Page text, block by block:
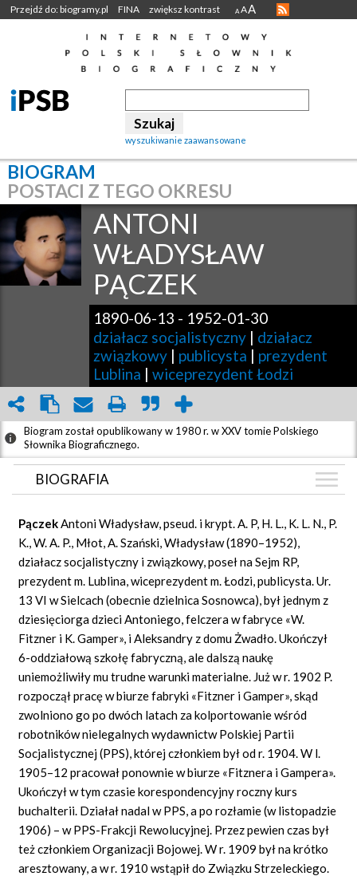
Przejdź do: biogramy.pl FINA zwiększ kontrast A AA
wyszukiwanie zaawansowane
BIOGRAM
POSTACI Z TEGO OKRESU
ANTONI
WŁADYSŁAW
PĄCZEK
1890-06-13 - 1952-01-30
działacz socjalistyczny | działacz
związkowy | publicysta | prezydent
Lublina | wiceprezydent Łodzi
Biogram został opublikowany w 1980 r. w XXV tomie Polskiego
Słownika Biograficznego.
BIOGRAFIA
ZDJĘCIA (6)
GRAF POWIĄZAŃ
DYSKUSJA
Mapa
PączekAntoni Władysław, pseud. i krypt. A. P, H. L., K. L. N., P.
K., W. A. P., Młot, A. Szański, Władysław (1890–1952),
działacz socjalistyczny i związkowy, poseł na Sejm RP,
prezydent m. Lublina, wiceprezydent m. Łodzi, publicysta. Ur.
13 VI w Sielcach (obecnie dzielnica Sosnowca), był jednym z
dziesięciorga dzieci Antoniego, felczera w fabryce «W.
Fitzner i K. Gamper», i Aleksandry z domu Żwadło. Ukończył
6-oddziałową szkołę fabryczną, ale dalszą naukę
uniemożliwiły mu trudne warunki materialne. Już w r. 1902 P.
rozpoczął pracę w biurze fabryki «Fitzner i Gamper», skąd
zwolniono go po dwóch latach za kolportowanie wśród
robotników nielegalnych wydawnictw Polskiej Partii
Socjalistycznej (PPS), której członkiem był od r. 1904. W l.
1905–12 pracował ponownie w biurze «Fitznera i Gampera».
Ukończył w tym czasie korespondencyjny roczny kurs
buchalterii. Działał nadal w PPS, a po rozłamie (w listopadzie
1906) – w PPS-Frakcji Rewolucyjnej. Przez pewien czas był
też członkiem Organizacji Bojowej. W r. 1909 był na krótko
aresztowany, a w r. 1910 wstąpił do Związku Strzeleckiego.